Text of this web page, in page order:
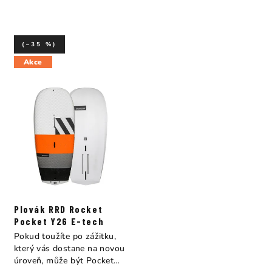
Akce
Plovák RRD Rocket
Pocket Y26 E-tech
(–35 %)
Pokud toužíte po zážitku,
který vás dostane na novou
úroveň, může být Pocket